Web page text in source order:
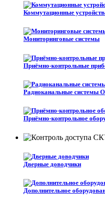
Коммутационные
Мониторинговые системы
Приёмно-контрольные
Радиоканальные системы
Приёмно-контрольное
Дверные доводчики
Дополнительное